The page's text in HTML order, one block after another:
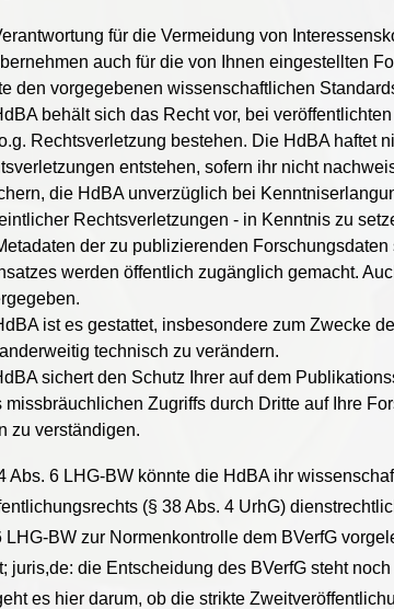
für die Vermeidung von
auch für die von Ihnen eingestellten
den vorgegebenen wissenschaftlichen
behält sich das Recht vor, bei
Rechtsverletzung bestehen. Die HdBA haftet
entstehen, sofern ihr nicht
die HdBA unverzüglich bei
Rechtsverletzungen - in Kenntnis zu
der zu publizierenden
werden öffentlich zugänglich gemacht.
ist es gestattet, insbesondere zum Zwecke
technisch zu verändern.
sichert den Schutz Ihrer auf dem
missbräuchlichen Zugriffs durch Dritte auf Ihre
zu verständigen.
Abs. 6 LHG-BW könnte die HdBA ihr
(§ 38 Abs. 4 UrhG)
LHG-BW zur Normenkontrolle dem BVerfG
juris,de: die Entscheidung des BVerfG steht
es hier darum, ob die strikte